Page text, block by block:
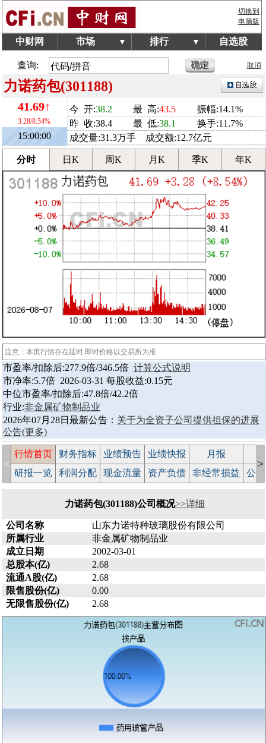
切换到
电脑版
中财网 市场 ▼ 排行 ▼ 自选股
查询: 取消
力诺药包(301188)
41.69↑
3.28/8.54%
15:00:00
今 开:38.2 最 高:43.5
振幅:14.1%
昨 收:38.4
最 低:38.1
换手:11.7%
成交量:31.3万手 成交额:12.7亿元
分时 日K 周K 月K 季K 年K
注意：本页行情存在延时,即时价格以交易所为准
市盈率/扣除后:277.9倍/346.5倍 计算公式说明
市净率:5.7倍 2026-03-31 每股收益:0.15元
中位市盈率/扣除后:47.8倍/42.2倍
行业:非金属矿物制品业
2026年07月28日最新公告： 关于为全资子公司提供担保的进展
公告(更多)
<
行情首页 财务指标 业绩预告 业绩快报 月报
研报一览
利润分配 现金流量 资产负债 非经常损益 公
>
力诺药包(301188)公司概况>>详细
公司名称
山东力诺特种玻璃股份有限公司
所属行业
非金属矿物制品业
成立日期
2002-03-01
总股本(亿)
2.68
流通A股(亿)
2.68
限售股份(亿)
0.00
无限售股份(亿)
2.68